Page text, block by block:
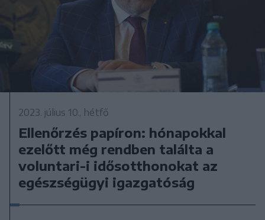
2023. július 10., hétfő
Ellenőrzés papíron: hónapokkal
ezelőtt még rendben találta a
voluntari-i idősotthonokat az
egészségügyi igazgatóság